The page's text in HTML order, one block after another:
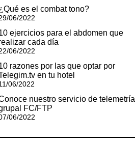
es el combat tono?
06/2022
ejercicios para el abdomen que
cada día
06/2022
razones por las que optar por
en tu hotel
06/2022
nuestro servicio de telemetría
FC/FTP
06/2022